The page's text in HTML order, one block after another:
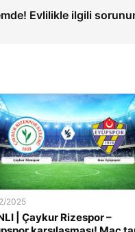
Evlilikle ilgili
2025
| Çaykur Rizespor –